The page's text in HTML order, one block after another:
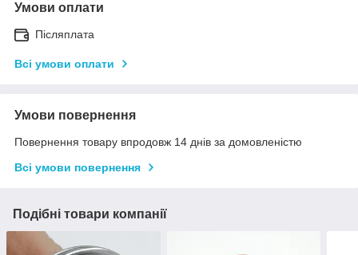
Умови оплати
Післяплата
Всі умови оплати
Умови повернення
Повернення товару впродовж 14 днів за домовленістю
Всі умови повернення
Подібні товари компанії